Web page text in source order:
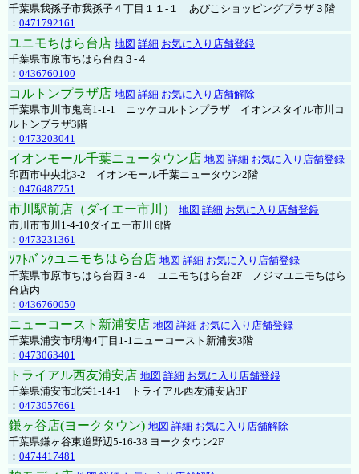
千葉県我孫子市我孫子４丁目１１-１ あびこショッピングプラザ３階
： 0471792161
ユニモちはら台店 地図 詳細 お気に入り店舗登録
千葉県市原市ちはら台西３-４
： 0436760100
コルトンプラザ店 地図 詳細 お気に入り店舗解除
千葉県市川市鬼高1-1-1 ニッケコルトンプラザ イオンスタイル市川コ
ルトンプラザ3階
： 0473203041
イオンモール千葉ニュータウン店 地図 詳細 お気に入り店舗登録
印西市中央北3-2 イオンモール千葉ニュータウン2階
： 0476487751
市川駅前店（ダイエー市川） 地図 詳細 お気に入り店舗登録
市川市市川1-4-10ダイエー市川 6階
： 0473231361
ｿﾌﾄﾊﾞﾝｸユニモちはら台店 地図 詳細 お気に入り店舗登録
千葉県市原市ちはら台西３-４ ユニモちはら台2F ノジマユニモちはら
台店内
： 0436760050
ニューコースト新浦安店 地図 詳細 お気に入り店舗登録
千葉県浦安市明海4丁目1-1ニューコースト新浦安3階
： 0473063401
トライアル西友浦安店 地図 詳細 お気に入り店舗登録
千葉県浦安市北栄1-14-1 トライアル西友浦安店3F
： 0473057661
鎌ヶ谷店(ヨークタウン) 地図 詳細 お気に入り店舗解除
千葉県鎌ヶ谷東道野辺5-16-38 ヨークタウン2F
： 0474417481